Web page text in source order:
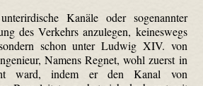
Kanäle oder sogenannter
des Verkehrs anzulegen, keineswegs
schon unter Ludwig XIV. von
Namens Regnet, wohl zuerst in
ward, indem er den Kanal von